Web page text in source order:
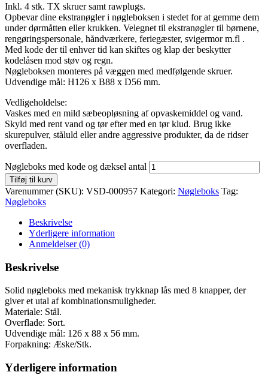
Inkl. 4 stk. TX skruer samt rawplugs.
Opbevar dine ekstranøgler i nøgleboksen i stedet for at gemme dem
under dørmåtten eller krukken. Velegnet til ekstranøgler til børnene,
rengøringspersonale, håndværkere, feriegæster, svigermor m.fl .
Med kode der til enhver tid kan skiftes og klap der beskytter
kodelåsen mod støv og regn.
Nøgleboksen monteres på væggen med medfølgende skruer.
Udvendige mål: H126 x B88 x D56 mm.
Vedligeholdelse:
Vaskes med en mild sæbeopløsning af opvaskemiddel og vand.
Skyld med rent vand og tør efter med en tør klud. Brug ikke
skurepulver, ståluld eller andre aggressive produkter, da de ridser
overfladen.
Nøgleboks med kode og dæksel antal
Tilføj til kurv
Varenummer (SKU): VSD-000957 Kategori: Nøgleboks Tag:
Nøgleboks
Beskrivelse
Yderligere information
Anmeldelser (0)
Beskrivelse
Solid nøgleboks med mekanisk trykknap lås med 8 knapper, der
giver et utal af kombinationsmuligheder.
Materiale: Stål.
Overflade: Sort.
Udvendige mål: 126 x 88 x 56 mm.
Forpakning: Æske/Stk.
Yderligere information